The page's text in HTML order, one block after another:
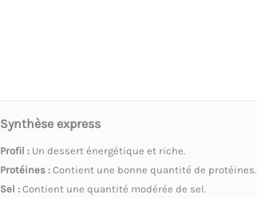
Synthèse express
Profil : Un dessert énergétique et riche.
Protéines : Contient une bonne quantité de protéines.
Sel : Contient une quantité modérée de sel.